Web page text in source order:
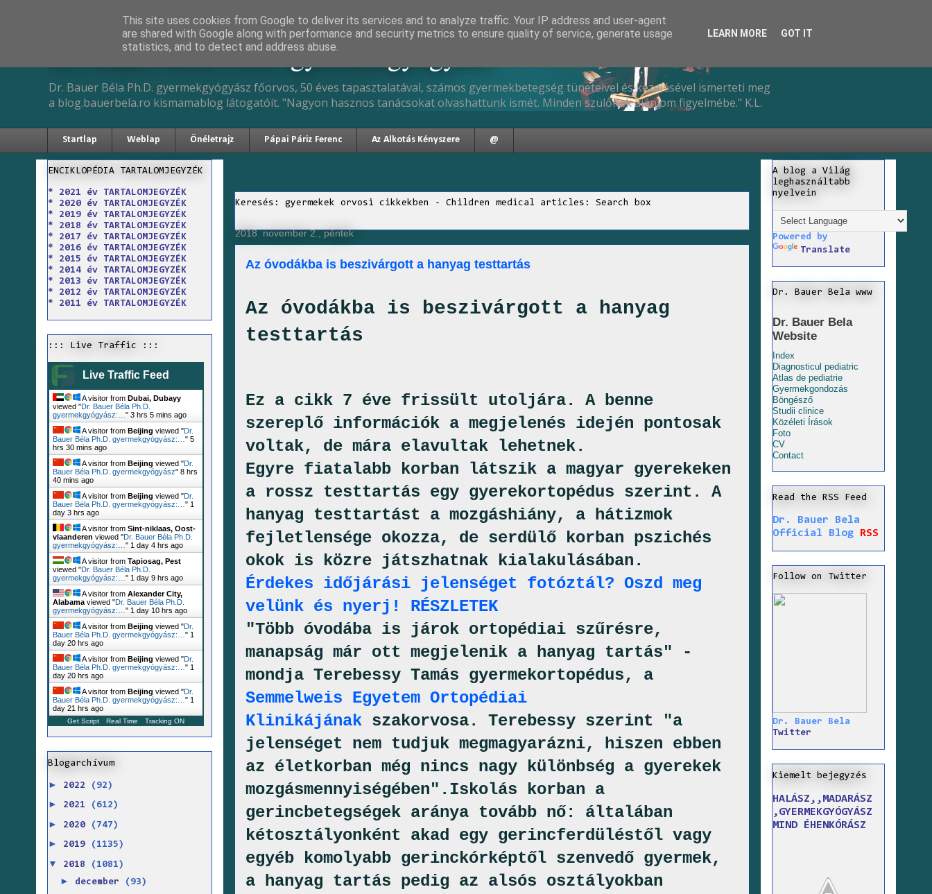
Dr. Bauer Béla Ph.D. gyermekgyógyász
Dr. Bauer Béla Ph.D. gyermekgyógyász főorvos, 50 éves tapasztalatával, számos gyermekbetegség tüneteivel és kezelésével ismerteti meg
a blog.bauerbela.ro kismamablog látogatóit. "Nagyon hasznos tanácsokat olvashattunk ismét. Minden szülőnek ajánlom figyelmébe." K.L.
Startlap Weblap Önéletrajz Pápai Páriz Ferenc Az Alkotás Kényszere @
Keresés: gyermekek orvosi cikkekben - Children medical articles: Search box
2018. november 2., péntek
Az óvodákba is beszivárgott a hanyag testtartás
Az óvodákba is beszivárgott a hanyag
testtartás
Ez a cikk 7 éve frissült utoljára. A benne
szereplő információk a megjelenés idején pontosak
voltak, de mára elavultak lehetnek.
Egyre fiatalabb korban látszik a magyar gyerekeken
a rossz testtartás egy gyerekortopédus szerint. A
hanyag testtartást a mozgáshiány, a hátizmok
fejletlensége okozza, de serdülő korban pszichés
okok is közre játszhatnak kialakulásában.
Érdekes időjárási jelenséget fotóztál? Oszd meg
velünk és nyerj! RÉSZLETEK
"Több óvodába is járok ortopédiai szűrésre,
manapság már ott megjelenik a hanyag tartás" -
mondja Terebessy Tamás gyermekortopédus, a
Semmelweis Egyetem Ortopédiai
Klinikájának szakorvosa. Terebessy szerint "a
jelenséget nem tudjuk megmagyarázni, hiszen ebben
az életkorban még nincs nagy különbség a gyerekek
mozgásmennyiségében". Iskolás korban a
gerincbetegségek aránya tovább nő: általában
kétosztályonként akad egy gerincferdüléstől vagy
egyéb komolyabb gerinckórképtől szenvedő gyermek,
a hanyag tartás pedig az alsós osztályokban
ENCIKLOPÉDIA TARTALOMJEGYZÉK
* 2021 év TARTALOMJEGYZÉK
* 2020 év TARTALOMJEGYZÉK
* 2019 év TARTALOMJEGYZÉK
* 2018 év TARTALOMJEGYZÉK
* 2017 év TARTALOMJEGYZÉK
* 2016 év TARTALOMJEGYZÉK
* 2015 év TARTALOMJEGYZÉK
* 2014 év TARTALOMJEGYZÉK
* 2013 év TARTALOMJEGYZÉK
* 2012 év TARTALOMJEGYZÉK
* 2011 év TARTALOMJEGYZÉK
::: Live Traffic :::
Live Traffic Feed
A visitor from Dubai, Dubayy
viewed "Dr. Bauer Béla Ph.D.
gyermekgyógyász:… " 3 hrs 5 mins ago
A visitor from Beijing viewed "Dr.
Bauer Béla Ph.D. gyermekgyógyász:… " 5
hrs 30 mins ago
A visitor from Beijing viewed "Dr.
Bauer Béla Ph.D. gyermekgyógyász" 8 hrs
40 mins ago
A visitor from Beijing viewed "Dr.
Bauer Béla Ph.D. gyermekgyógyász:… " 1
day 3 hrs ago
A visitor from Sint-niklaas, Oost-
vlaanderen viewed "Dr. Bauer Béla Ph.D.
gyermekgyógyász:… " 1 day 4 hrs ago
A visitor from Tapiosag, Pest
viewed "Dr. Bauer Béla Ph.D.
gyermekgyógyász:… " 1 day 9 hrs ago
A visitor from Alexander City,
Alabama viewed "Dr. Bauer Béla Ph.D.
gyermekgyógyász:… " 1 day 10 hrs ago
A visitor from Beijing viewed "Dr.
Bauer Béla Ph.D. gyermekgyógyász:… " 1
day 20 hrs ago
A visitor from Beijing viewed "Dr.
Bauer Béla Ph.D. gyermekgyógyász:… " 1
day 20 hrs ago
A visitor from Beijing viewed "Dr.
Bauer Béla Ph.D. gyermekgyógyász:… " 1
day 21 hrs ago
Get Script Real Time Tracking ON
Blogarchívum
► 2022 (92)
► 2021 (612)
► 2020 (747)
► 2019 (1135)
▼ 2018 (1081)
► december (93)
A blog a Világ
leghasználtabb
nyelvein
Powered by
Translate
Dr. Bauer Bela www
Dr. Bauer Bela
Website
Index
Diagnosticul pediatric
Atlas de pediatrie
Gyermekgondozás
Böngésző
Studii clinice
Közéleti Írások
Foto
CV
Contact
Read the RSS Feed
Dr. Bauer Bela
Official Blog
RSS
Follow on Twitter
Dr. Bauer Bela
Twitter
Kiemelt bejegyzés
HALÁSZ,,MADARÁSZ
,GYERMEKGYÓGYÁSZ
MIND ÉHENKÓRÁSZ
This site uses cookies from Google to deliver its services and to analyze traffic. Your IP address and user-agent
are shared with Google along with performance and security metrics to ensure quality of service, generate usage
statistics, and to detect and address abuse.
LEARN MORE GOT IT